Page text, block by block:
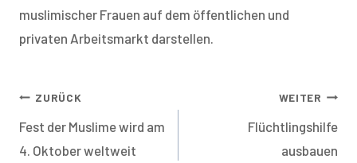
muslimischer Frauen auf dem öffentlichen und
privaten Arbeitsmarkt darstellen.
Beitragsnavigation
ZURÜCK
Fest der Muslime wird am
4. Oktober weltweit
WEITER
Flüchtlingshilfe
ausbauen